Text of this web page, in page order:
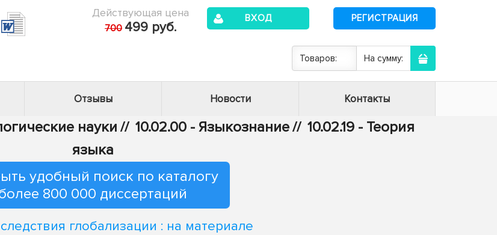
Действующая цена
700 499 руб.
ВХОД РЕГИСТРАЦИЯ
Товаров: На сумму:
Отзывы Новости Контакты
науки // 10.02.00 - Языкознание// 10.02.19 - Теория
языка
удобный поиск по каталогу
800 000 диссертаций
глобализации : на материале